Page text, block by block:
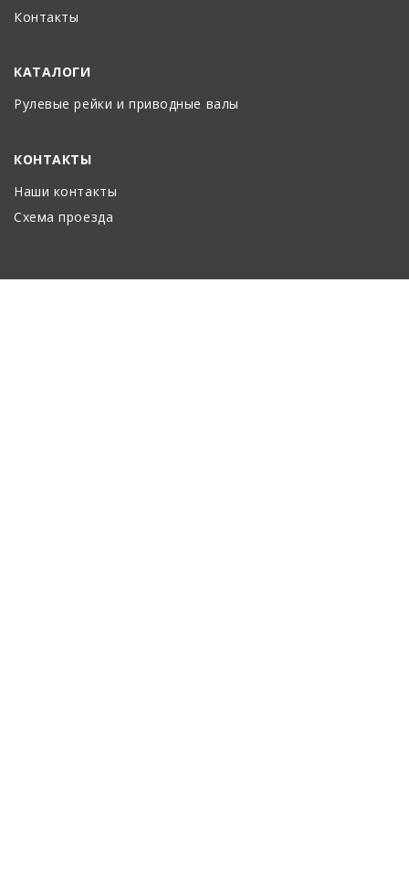
Контакты
КАТАЛОГИ
Рулевые рейки и приводные валы
КОНТАКТЫ
Наши контакты
Схема проезда